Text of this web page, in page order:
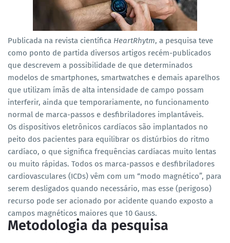
Publicada na revista científica HeartRhytm, a pesquisa teve
como ponto de partida diversos artigos recém-publicados
que descrevem a possibilidade de que determinados
modelos de smartphones, smartwatches e demais aparelhos
que utilizam ímãs de alta intensidade de campo possam
interferir, ainda que temporariamente, no funcionamento
normal de marca-passos e desfibriladores implantáveis.
Os dispositivos eletrônicos cardíacos são implantados no
peito dos pacientes para equilibrar os distúrbios do ritmo
cardíaco, o que significa frequências cardíacas muito lentas
ou muito rápidas. Todos os marca-passos e desfibriladores
cardiovasculares (ICDs) vêm com um “modo magnético”, para
serem desligados quando necessário, mas esse (perigoso)
recurso pode ser acionado por acidente quando exposto a
campos magnéticos maiores que 10 Gauss.
Metodologia da pesquisa